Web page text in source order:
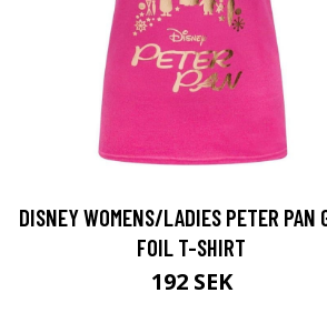
DISNEY WOMENS/LADIES PETER PAN
FOIL T-SHIRT
192 SEK